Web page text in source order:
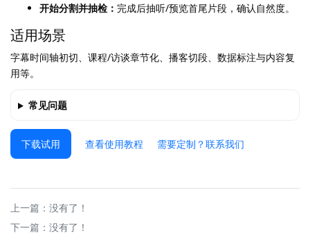
开始分割并抽检： 完成后抽听/预览首尾片段，确认自然度。
适用场景
字幕时间轴初切、课程/访谈章节化、播客切段、数据标注与内容复
用等。
常见问题
下载试用 查看使用教程 需要定制？联系我们
上一篇：没有了！
下一篇：没有了！